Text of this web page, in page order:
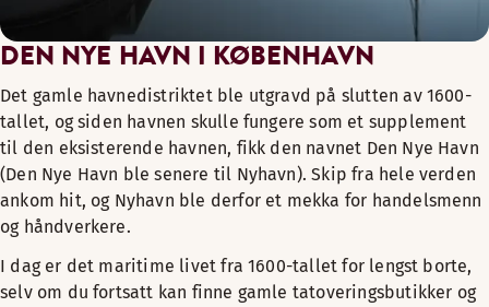
DEN NYE HAVN I KØBENHAVN
Det gamle havnedistriktet ble utgravd på slutten av 1600-
tallet, og siden havnen skulle fungere som et supplement
til den eksisterende havnen, fikk den navnet Den Nye Havn
(Den Nye Havn ble senere til Nyhavn). Skip fra hele verden
ankom hit, og Nyhavn ble derfor et mekka for handelsmenn
og håndverkere.
I dag er det maritime livet fra 1600-tallet for lengst borte,
selv om du fortsatt kan finne gamle tatoveringsbutikker og